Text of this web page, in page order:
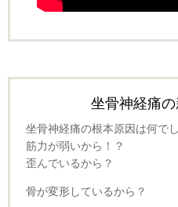
坐骨神経痛
坐骨神経痛の根本原因は何で
筋力が弱いから！？
歪んでいるから？
骨が変形しているから？